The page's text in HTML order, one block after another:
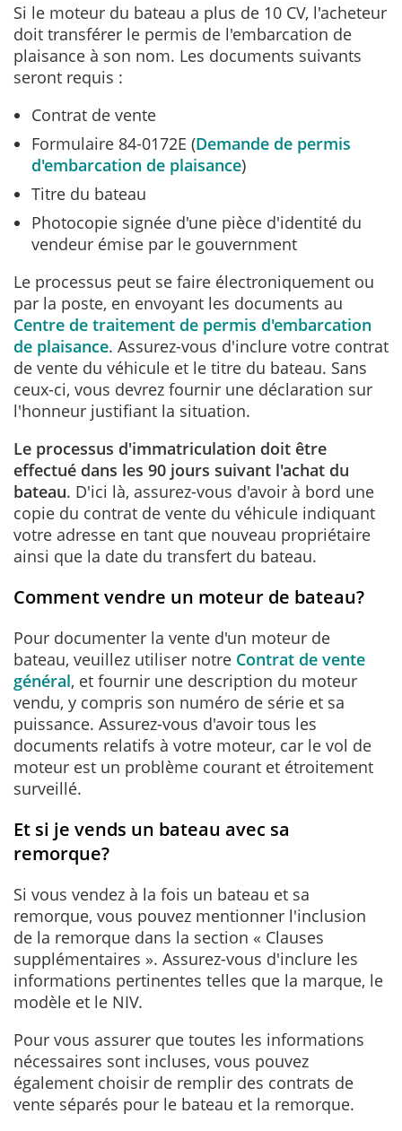
Si le moteur du bateau a plus de 10 CV, l'acheteur
doit transférer le permis de l'embarcation de
plaisance à son nom. Les documents suivants
seront requis :
Contrat de vente
Formulaire 84-0172E (Demande de permis
d'embarcation de plaisance)
Titre du bateau
Photocopie signée d'une pièce d'identité du
vendeur émise par le gouvernment
Le processus peut se faire électroniquement ou
par la poste, en envoyant les documents au
Centre de traitement de permis d'embarcation
de plaisance. Assurez-vous d'inclure votre contrat
de vente du véhicule et le titre du bateau. Sans
ceux-ci, vous devrez fournir une déclaration sur
l'honneur justifiant la situation.
Le processus d'immatriculation doit être
effectué dans les 90 jours suivant l'achat du
bateau. D'ici là, assurez-vous d'avoir à bord une
copie du contrat de vente du véhicule indiquant
votre adresse en tant que nouveau propriétaire
ainsi que la date du transfert du bateau.
Comment vendre un moteur de bateau?
Pour documenter la vente d'un moteur de
bateau, veuillez utiliser notre Contrat de vente
général, et fournir une description du moteur
vendu, y compris son numéro de série et sa
puissance. Assurez-vous d'avoir tous les
documents relatifs à votre moteur, car le vol de
moteur est un problème courant et étroitement
surveillé.
Et si je vends un bateau avec sa
remorque?
Si vous vendez à la fois un bateau et sa
remorque, vous pouvez mentionner l'inclusion
de la remorque dans la section « Clauses
supplémentaires ». Assurez-vous d'inclure les
informations pertinentes telles que la marque, le
modèle et le NIV.
Pour vous assurer que toutes les informations
nécessaires sont incluses, vous pouvez
également choisir de remplir des contrats de
vente séparés pour le bateau et la remorque.